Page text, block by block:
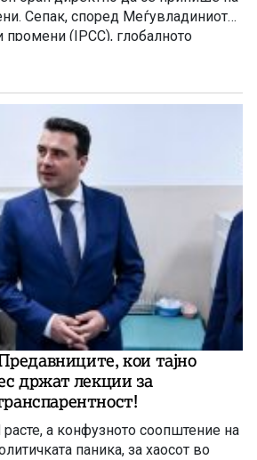
Сепак, според Меѓувладиниот
промени (IPCC), глобалното
ваквите екстремни
кои тајно
држат лекции за
а конфузното соопштение на
паника, за хаосот во